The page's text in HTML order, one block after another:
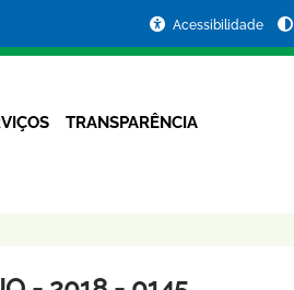
Acessibilidade
TRANSPARÊNCIA